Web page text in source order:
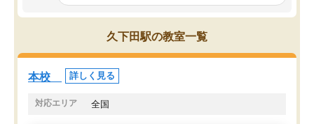
かと思った。
常に効果を実感している
すめできる塾です。
久下田駅の教室一覧
本校 詳しく見る
対応エリア 全国